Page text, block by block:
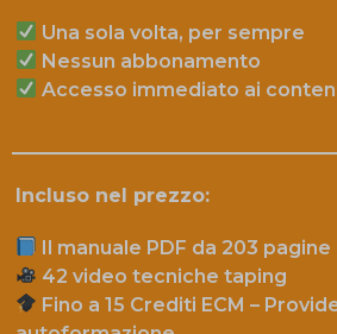
Una sola volta, per sempre
Nessun abbonamento
Accesso immediato ai
Incluso nel prezzo:
Il manuale PDF da 203 pagine
42 video tecniche taping
Fino a 15 Crediti ECM –